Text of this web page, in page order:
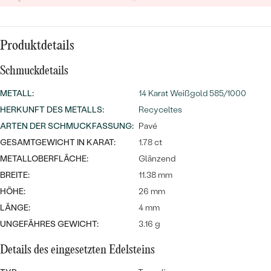
Meistverkaufte
Eheringe
MIT EDELSTEIN
NACH MATERIAL
GOLD
PLATIN
SILBER
EDELSTEINSCHMUCK
SCHMUCK MIT LAB GROWN
DIAMANTEN
PERLENSCHMUCK
NACH STYL
PERSONALISIERT
SYMBOLISCH
MINIMALISTISCH
NACH ANLASS
PREISWERTE
LUXURIÖSE
LUXURIÖSE
Produktdetails
Schmuckdetails
METALL:
14 Karat Weißgold 585/1000
HERKUNFT DES METALLS:
Recyceltes
ARTEN DER SCHMUCKFASSUNG: Pavé
GESAMTGEWICHT IN KARAT:
1.78 ct
METALLOBERFLÄCHE:
Glänzend
BREITE:
11.38 mm
HÖHE:
26 mm
LÄNGE:
4 mm
UNGEFÄHRES GEWICHT:
3.16 g
Details des eingesetzten Edelsteins